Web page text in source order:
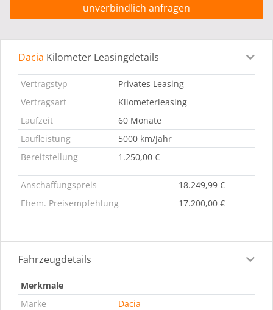
unverbindlich anfragen
Leasingdetails Fahrzeugdetails
Dacia Kilometer Leasingdetails
Vertragstyp
Privates Leasing
Vertragsart
Kilometerleasing
Laufzeit
60 Monate
Laufleistung
5000 km/Jahr
Bereitstellung
1.250,00 €
Anschaffungspreis
18.249,99 €
Ehem. Preisempfehlung
17.200,00 €
Fahrzeugdetails
Merkmale
Marke
Dacia